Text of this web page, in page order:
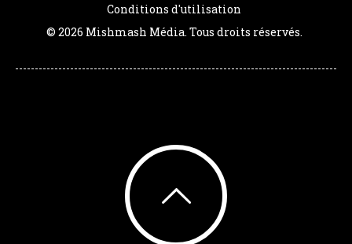
Conditions d'utilisation
© 2026 Mishmash Média. Tous droits réservés.